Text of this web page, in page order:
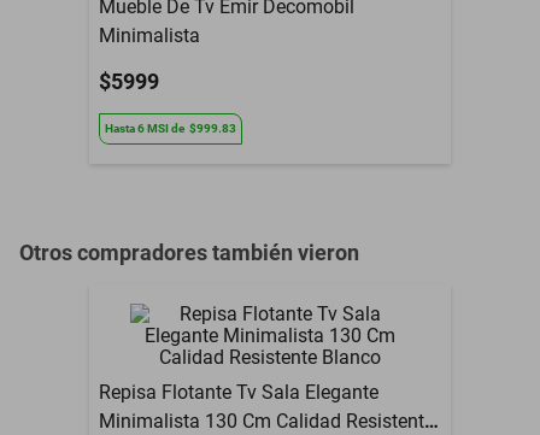
Mueble De Tv Emir Decomobil
Minimalista
$5999
Hasta6MSIde $999.83
Otros compradores también vieron
Repisa Flotante Tv Sala Elegante
Minimalista 130 Cm Calidad Resistente